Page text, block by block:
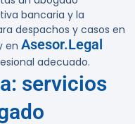
bancaria y la
despachos y casos en
en Asesor.Legal
adecuado.
servicios